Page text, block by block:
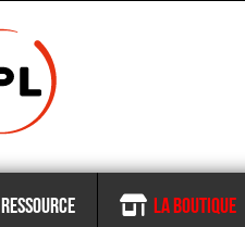
RESSOURCE LA BOUTIQUE